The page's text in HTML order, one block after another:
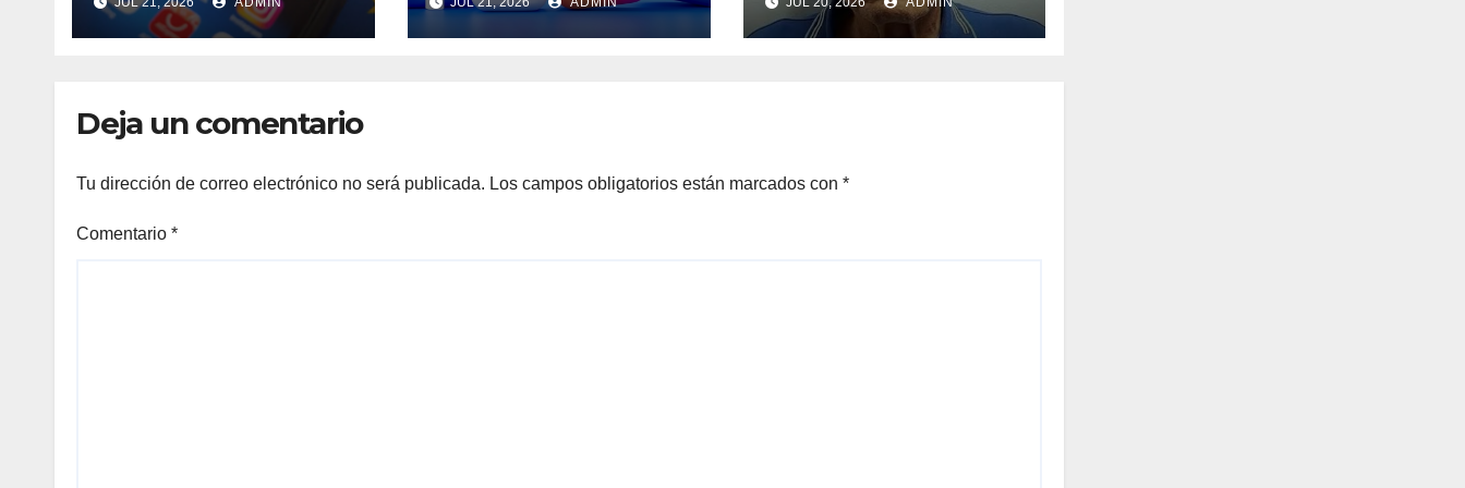
acceso a redes
sociales en Francia?
Deja un comentario
Tu dirección de correo electrónico no será publicada. Los campos obligatorios están marcados con *
Comentario *